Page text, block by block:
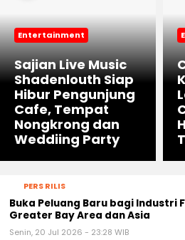
Entertainment
Sajian Live Music
Shadenlouth Siap
Hibur Pengunjung
Cafe, Tempat
Nongkrong dan
Weddiing Party
PERS RILIS
Buka Peluang Baru bagi Industri
Greater Bay Area dan Asia
Senin, 20 Jul 2026 - 23:28 WIB